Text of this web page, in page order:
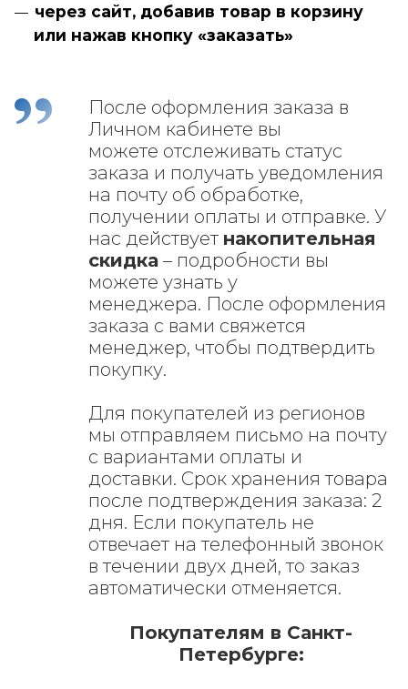
через сайт, добавив товар в корзину
или нажав кнопку «заказать»
После оформления заказа в
Личном кабинете вы
можете отслеживать статус
заказа и получать уведомления
на почту об обработке,
получении оплаты и отправке. У
нас действует накопительная
скидка – подробности вы
можете узнать у
менеджера. После оформления
заказа с вами свяжется
менеджер, чтобы подтвердить
покупку.
Для покупателей из регионов
мы отправляем письмо на почту
с вариантами оплаты и
доставки. Срок хранения товара
после подтверждения заказа: 2
дня. Если покупатель не
отвечает на телефонный звонок
в течении двух дней, то заказ
автоматически отменяется.
Покупателям в Санкт-
Петербурге: